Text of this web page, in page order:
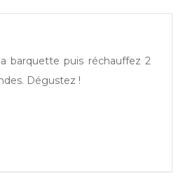
barquette puis réchauffez 2
Dégustez !